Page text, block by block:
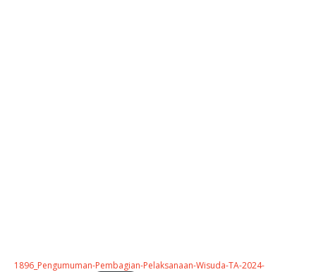
1896_Pengumuman-Pembagian-Pelaksanaan-Wisuda-TA-2024-